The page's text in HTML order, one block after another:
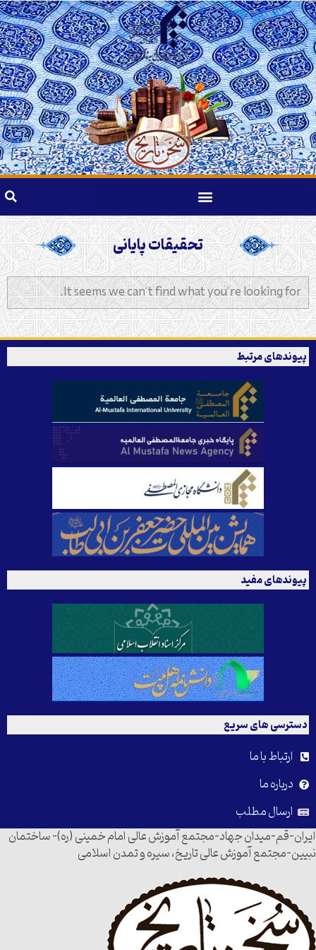
تحقیقات پایانی
It seems we can't find what you're looking for.
پیوندهای مرتبط
پیوندهای مفید
دسترسی های سریع
ارتباط با ما
درباره ما
ارسال مطلب
ایران-قم-میدان جهاد-مجتمع آموزش عالی امام خمینی (ره)- ساختمان
نبیین-مجتمع آموزش عالی تاریخ، سیره و تمدن اسلامی